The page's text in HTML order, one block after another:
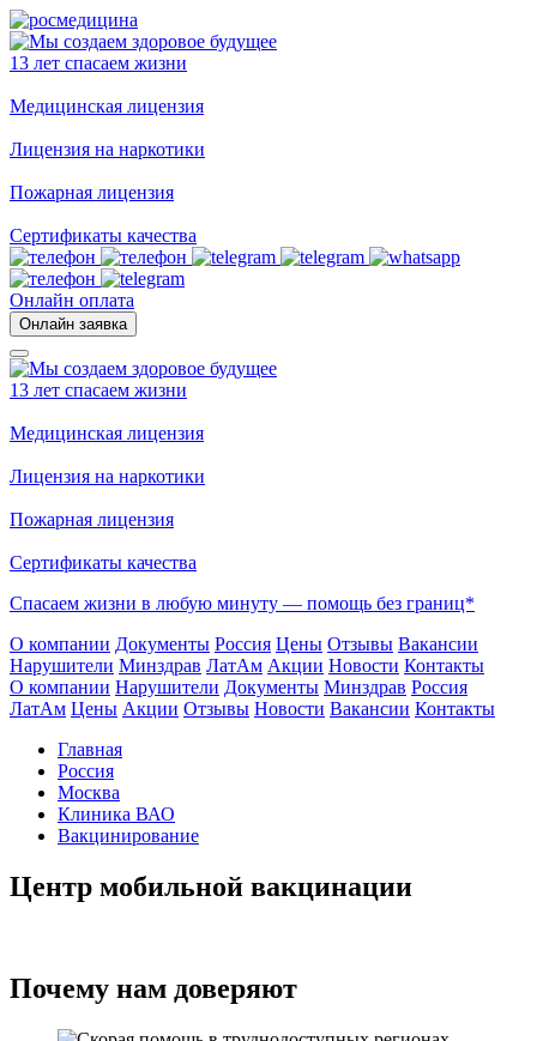
13 лет спасаем жизни
Медицинская лицензия
Лицензия на наркотики
Пожарная лицензия
Сертификаты качества
Онлайн оплата
Онлайн заявка
13 лет спасаем жизни
Медицинская лицензия
Лицензия на наркотики
Пожарная лицензия
Сертификаты качества
Спасаем жизни в любую минуту — помощь без границ*
О компании Документы Россия Цены Отзывы Вакансии
Нарушители Минздрав ЛатАм Акции Новости Контакты
О компании Нарушители Документы Минздрав Россия
ЛатАм Цены Акции Отзывы Новости Вакансии Контакты
Главная
Россия
Москва
Клиника ВАО
Вакцинирование
Центр мобильной вакцинации
Почему нам доверяют